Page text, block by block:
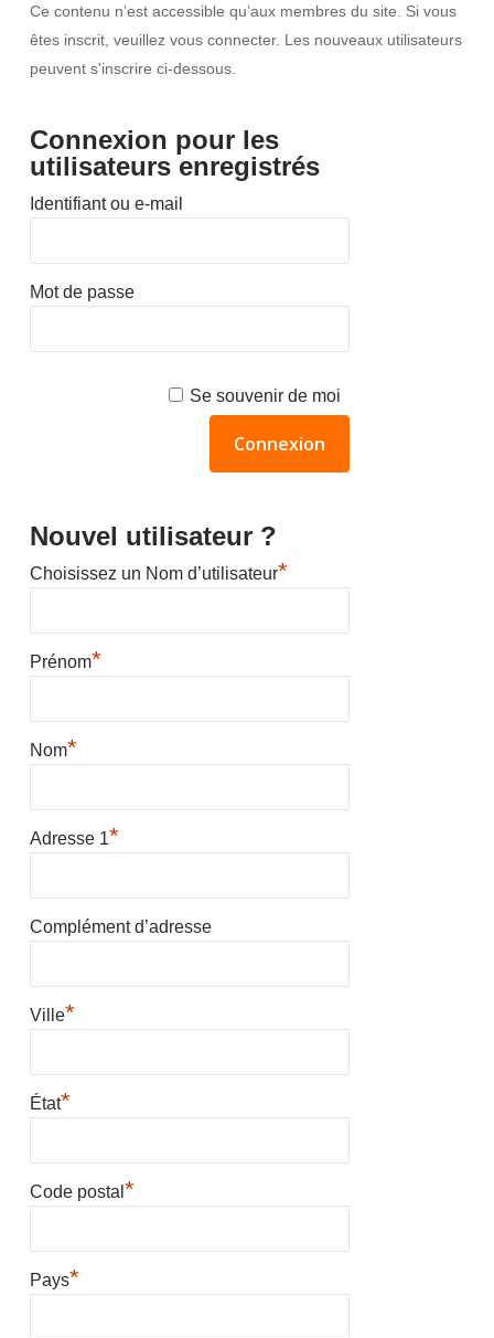
Ce contenu n’est accessible qu’aux membres du site. Si vous
êtes inscrit, veuillez vous connecter. Les nouveaux utilisateurs
peuvent s'inscrire ci-dessous.
Connexion pour les
utilisateurs enregistrés
Identifiant ou e-mail
Mot de passe
Se souvenir de moi
Nouvel utilisateur ?
Choisissez un Nom d’utilisateur*
Prénom*
Nom*
Adresse 1*
Complément d’adresse
Ville*
État*
Code postal *
Pays*